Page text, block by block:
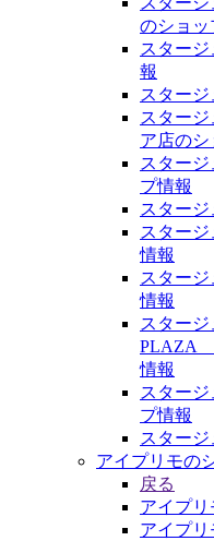
のショッ
スター
報
スター
スター
ア店のシ
スター
プ情報
スター
スター
情報
スター
情報
スター
PLAZA
情報
スター
プ情報
スター
アイプリモの
戻る
アイプリ
アイプ